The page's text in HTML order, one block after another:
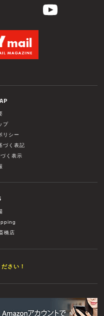
プ
リシー
づく表記
く表示
橋店
さい！